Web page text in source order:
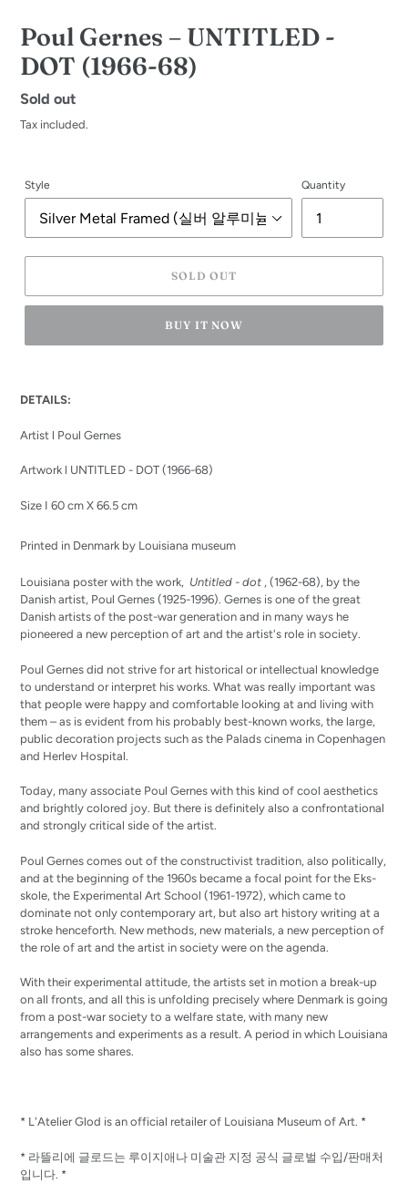
Poul Gernes – UNTITLED -
DOT (1966-68)
Regular
price
Sold out
Tax included.
Style Quantity
SOLD OUT
BUY IT NOW
to
cart
DETAILS:
Artist l Poul Gernes
Artwork l UNTITLED - DOT (1966-68)
Size I 60 cm X 66.5 cm
Printed in Denmark by Louisiana museum
Louisiana poster with the work, Untitled - dot , (1962-68), by the
Danish artist, Poul Gernes (1925-1996). Gernes is one of the great
Danish artists of the post-war generation and in many ways he
pioneered a new perception of art and the artist's role in society.
Poul Gernes did not strive for art historical or intellectual knowledge
to understand or interpret his works. What was really important was
that people were happy and comfortable looking at and living with
them – as is evident from his probably best-known works, the large,
public decoration projects such as the Palads cinema in Copenhagen
and Herlev Hospital.
Today, many associate Poul Gernes with this kind of cool aesthetics
and brightly colored joy. But there is definitely also a confrontational
and strongly critical side of the artist.
Poul Gernes comes out of the constructivist tradition, also politically,
and at the beginning of the 1960s became a focal point for the Eks-
skole, the Experimental Art School (1961-1972), which came to
dominate not only contemporary art, but also art history writing at a
stroke henceforth. New methods, new materials, a new perception of
the role of art and the artist in society were on the agenda.
With their experimental attitude, the artists set in motion a break-up
on all fronts, and all this is unfolding precisely where Denmark is going
from a post-war society to a welfare state, with many new
arrangements and experiments as a result. A period in which Louisiana
also has some shares.
* L'Atelier Glod is an official retailer of Louisiana Museum of Art. *
* 라뜰리에 글로드는 루이지애나 미술관 지정 공식 글로벌 수입/판매처
입니다. *